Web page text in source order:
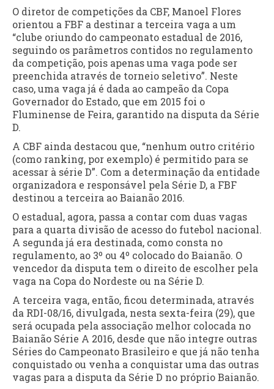
O diretor de competições da CBF, Manoel Flores
orientou a FBF a destinar a terceira vaga a um
“clube oriundo do campeonato estadual de 2016,
seguindo os parâmetros contidos no regulamento
da competição, pois apenas uma vaga pode ser
preenchida através de torneio seletivo”. Neste
caso, uma vaga já é dada ao campeão da Copa
Governador do Estado, que em 2015 foi o
Fluminense de Feira, garantido na disputa da Série
D.
A CBF ainda destacou que, “nenhum outro critério
(como ranking, por exemplo) é permitido para se
acessar à série D”. Com a determinação da entidade
organizadora e responsável pela Série D, a FBF
destinou a terceira ao Baianão 2016.
O estadual, agora, passa a contar com duas vagas
para a quarta divisão de acesso do futebol nacional.
A segunda já era destinada, como consta no
regulamento, ao 3º ou 4º colocado do Baianão. O
vencedor da disputa tem o direito de escolher pela
vaga na Copa do Nordeste ou na Série D.
A terceira vaga, então, ficou determinada, através
da RDI-08/16, divulgada, nesta sexta-feira (29), que
será ocupada pela associação melhor colocada no
Baianão Série A 2016, desde que não integre outras
Séries do Campeonato Brasileiro e que já não tenha
conquistado ou venha a conquistar uma das outras
vagas para a disputa da Série D no próprio Baianão.